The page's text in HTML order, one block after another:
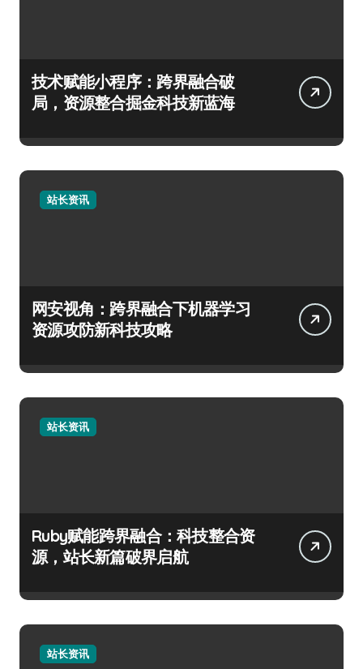
技术赋能小程序：跨界融合破
局，资源整合掘金科技新蓝海
站长资讯
网安视角：跨界融合下机器学习
资源攻防新科技攻略
站长资讯
Ruby赋能跨界融合：科技整合资
源，站长新篇破界启航
站长资讯